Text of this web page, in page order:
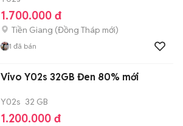
1.700.000 đ
Tiền Giang (Đồng Tháp mới)
1 đã bán
Vivo Y02s 32GB Đen 80% mới
Y02s 32 GB
1.200.000 đ